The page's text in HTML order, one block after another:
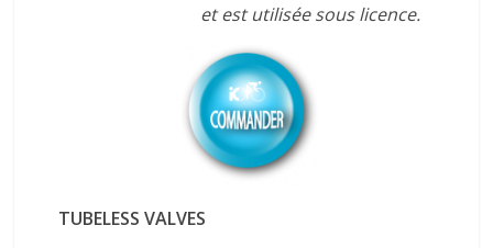
et est utilisée sous licence.
TUBELESS VALVES